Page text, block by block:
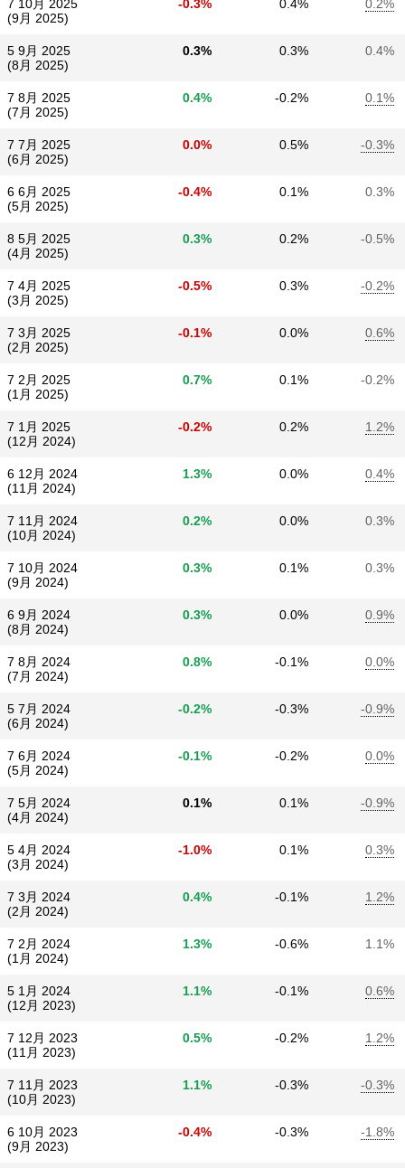
7 10月 2025
(9月 2025)
-0.3% 0.4% 0.2%
5 9月 2025
(8月 2025)
0.3% 0.3% 0.4%
7 8月 2025
(7月 2025)
0.4% -0.2% 0.1%
7 7月 2025
(6月 2025)
0.0% 0.5% -0.3%
6 6月 2025
(5月 2025)
-0.4% 0.1% 0.3%
8 5月 2025
(4月 2025)
0.3% 0.2% -0.5%
7 4月 2025
(3月 2025)
-0.5% 0.3% -0.2%
7 3月 2025
(2月 2025)
-0.1% 0.0% 0.6%
7 2月 2025
(1月 2025)
0.7% 0.1% -0.2%
7 1月 2025
(12月 2024)
-0.2% 0.2% 1.2%
6 12月 2024
(11月 2024)
1.3% 0.0% 0.4%
7 11月 2024
(10月 2024)
0.2% 0.0% 0.3%
7 10月 2024
(9月 2024)
0.3% 0.1% 0.3%
6 9月 2024
(8月 2024)
0.3% 0.0% 0.9%
7 8月 2024
(7月 2024)
0.8% -0.1% 0.0%
5 7月 2024
(6月 2024)
-0.2% -0.3% -0.9%
7 6月 2024
(5月 2024)
-0.1% -0.2% 0.0%
7 5月 2024
(4月 2024)
0.1% 0.1% -0.9%
5 4月 2024
(3月 2024)
-1.0% 0.1% 0.3%
7 3月 2024
(2月 2024)
0.4% -0.1% 1.2%
7 2月 2024
(1月 2024)
1.3% -0.6% 1.1%
5 1月 2024
(12月 2023)
1.1% -0.1% 0.6%
7 12月 2023
(11月 2023)
0.5% -0.2% 1.2%
7 11月 2023
(10月 2023)
1.1% -0.3% -0.3%
6 10月 2023
(9月 2023)
-0.4% -0.3% -1.8%